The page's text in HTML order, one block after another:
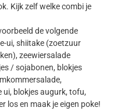
Kijk zelf welke combi je
de volgende
ui, shiitake (zoetzuur
zeewiersalade
/ sojabonen, blokjes
ui, blokjes augurk, tofu,
los en maak je eigen poke!